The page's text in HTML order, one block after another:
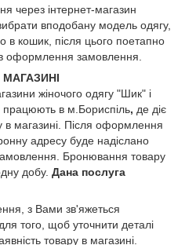
через інтернет-магазин
вподобану модель одягу,
в кошик, після цього поетапно
оформлення замовлення.
жіночого одягу "Шик" і
працюють в м.Бориспіль, де діє
в магазині. Після оформлення
адресу буде надіслано
Бронювання товару
добу. Дана послуга
з Вами зв'яжеться
того, щоб уточнити деталі
товару в магазині.